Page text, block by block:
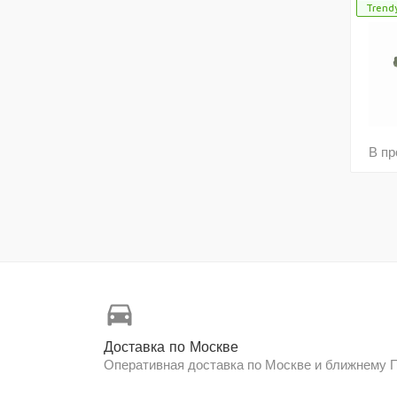
В
directions_car
Доставка по Москве
Оперативная доставка по Москве и ближнему